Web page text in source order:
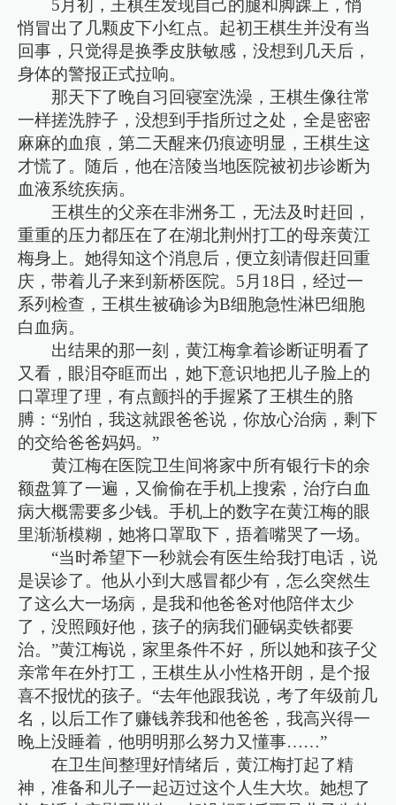
5月初，王棋生发现自己的腿和脚踝上，悄
悄冒出了几颗皮下小红点。起初王棋生并没有当
回事，只觉得是换季皮肤敏感，没想到几天后，
身体的警报正式拉响。
那天下了晚自习回寝室洗澡，王棋生像往常
一样搓洗脖子，没想到手指所过之处，全是密密
麻麻的血痕，第二天醒来仍痕迹明显，王棋生这
才慌了。随后，他在涪陵当地医院被初步诊断为
血液系统疾病。
王棋生的父亲在非洲务工，无法及时赶回，
重重的压力都压在了在湖北荆州打工的母亲黄江
梅身上。她得知这个消息后，便立刻请假赶回重
庆，带着儿子来到新桥医院。5月18日，经过一
系列检查，王棋生被确诊为B细胞急性淋巴细胞
白血病。
出结果的那一刻，黄江梅拿着诊断证明看了
又看，眼泪夺眶而出，她下意识地把儿子脸上的
口罩理了理，有点颤抖的手握紧了王棋生的胳
膊：“别怕，我这就跟爸爸说，你放心治病，剩下
的交给爸爸妈妈。”
黄江梅在医院卫生间将家中所有银行卡的余
额盘算了一遍，又偷偷在手机上搜索，治疗白血
病大概需要多少钱。手机上的数字在黄江梅的眼
里渐渐模糊，她将口罩取下，捂着嘴哭了一场。
“当时希望下一秒就会有医生给我打电话，说
是误诊了。他从小到大感冒都少有，怎么突然生
了这么大一场病，是我和他爸爸对他陪伴太少
了，没照顾好他，孩子的病我们砸锅卖铁都要
治。”黄江梅说，家里条件不好，所以她和孩子父
亲常年在外打工，王棋生从小性格开朗，是个报
喜不报忧的孩子。“去年他跟我说，考了年级前几
名，以后工作了赚钱养我和他爸爸，我高兴得一
晚上没睡着，他明明那么努力又懂事……”
在卫生间整理好情绪后，黄江梅打起了精
神，准备和儿子一起迈过这个人生大坎。她想了